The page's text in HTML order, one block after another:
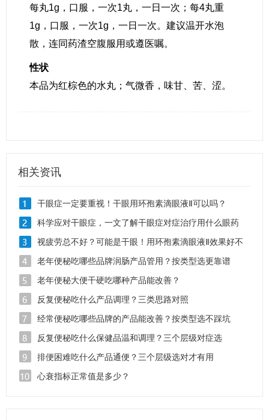
每丸1g，口服，一次1丸，一日一次；每4丸重
1g，口服，一次1g，一日一次。建议温开水泡
散，连同药渣空腹服用或遵医嘱。
性状
本品为红棕色的水丸；气微香，味甘、苦、涩。
相关资讯
干眼症一定要重视！干眼用环孢素滴眼液Ⅱ可以吗？
科学应对干眼症，一文了解干眼症对症治疗用什么眼药
水？
视疲劳总不好？可能是干眼！用环孢素滴眼液Ⅱ效果好不
好？
老年便秘吃哪些品牌润肠产品管用？按类型选更靠谱
老年便秘大便干硬吃哪种产品能改善？
反复便秘吃什么产品调理？三类思路对照
经常便秘吃哪些品牌的产品能改善？按类型选不踩坑
反复便秘吃什么保健品温和调理？三个层级对症选
排便困难吃什么产品通便？三个层级选对才有用
心衰指标正常值是多少？